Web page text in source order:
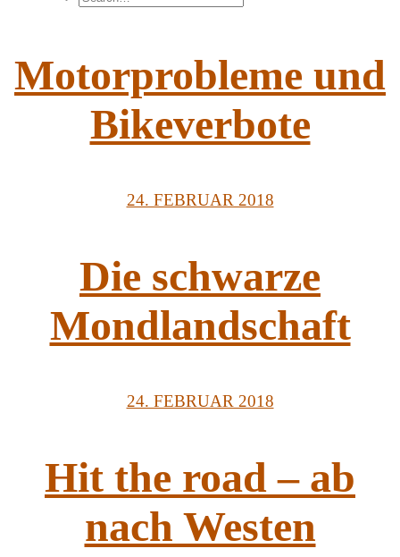
Motorprobleme und
Bikeverbote
24. FEBRUAR 2018
Die schwarze
Mondlandschaft
24. FEBRUAR 2018
Hit the road – ab
nach Westen